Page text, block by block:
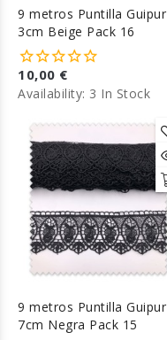
9 metros Puntilla Guipur
3cm Beige Pack 16
10,00 €
Availability: 3 In Stock
9 metros Puntilla Guipur
7cm Negra Pack 15